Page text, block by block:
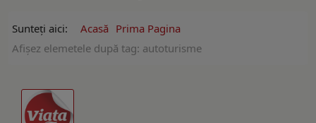
Sunteți aici: Acasă Prima Pagina
Afişez elemetele după tag: autoturisme